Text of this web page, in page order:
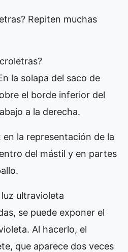
Repiten muchas
la solapa del saco de
el borde inferior del
a la derecha.
la representación de la
del mástil y en partes
ultravioleta
se puede exponer el
Al hacerlo, el
que aparece dos veces